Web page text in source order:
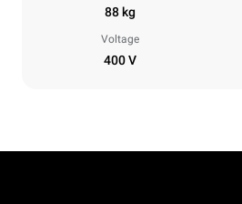
88 kg
Voltage
400 V